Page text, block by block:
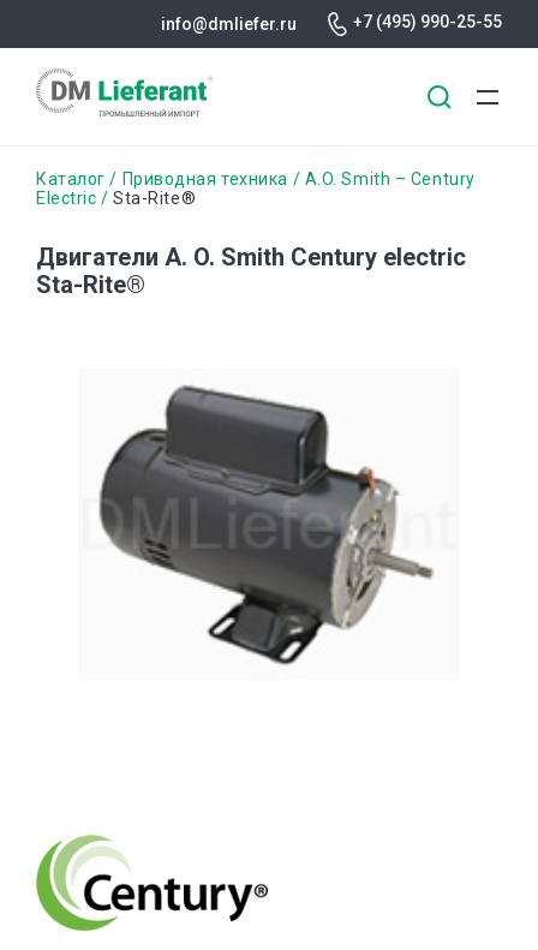
содержанию
info@dmliefer.ru +7 (495) 990-25-55
Строка
Каталог Приводная техника
A.O. Smith – Century
Electric
Sta-Rite®
Двигатели A. O. Smith Century electric
Sta-Rite®